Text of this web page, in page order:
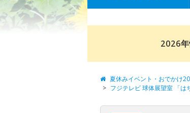
2026
夏休みイベント・おでかけ
フジテレビ 球体展望室 「は